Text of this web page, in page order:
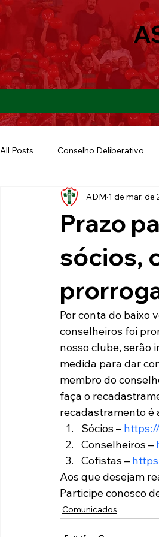
All Posts Conselho Deliberativo
Ação Social Futebol
Futebol de Base
Paulista A2 2019
Tabelas
Prazo
sócios,
ADM 1 de mar. de
Por conta do baixo
conselheiros foi
nosso clube, serão
medida para dar
membro do
faça o
recadastramento é
Sócios –
Conselheiros –
Cofistas –
Aos que desejam
Participe conosco
Comunicados